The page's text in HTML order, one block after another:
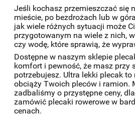
Jeśli kochasz przemieszczać się
mieście, po bezdrożach lub w
jak wiele różnych sytuacji może
przygotowanym na wiele z nich,
czy wodę, które sprawią, że
Dostępne w naszym sklepie
komfort i pewność, że masz przy
potrzebujesz. Ultra lekki plecak
obciąży Twoich pleców i ramion.
zadbaliśmy o przystępne ceny,
zamówić plecaki rowerowe w
cenach.